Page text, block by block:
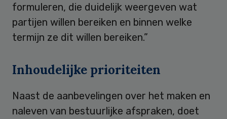
formuleren, die duidelijk weergeven wat
partijen willen bereiken en binnen welke
termijn ze dit willen bereiken.”
Inhoudelijke prioriteiten
Naast de aanbevelingen over het maken en
naleven van bestuurlijke afspraken, doet